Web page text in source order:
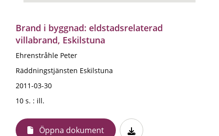
Brand i byggnad: eldstadsrelaterad
villabrand, Eskilstuna
Ehrenstråhle Peter
Räddningstjänsten Eskilstuna
2011-03-30
10 s. : ill.
Öppna dokument